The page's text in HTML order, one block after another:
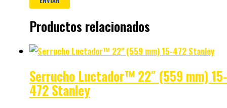
Productos relacionados
Serrucho Luctador™ 22″ (559 mm) 15-
472 Stanley